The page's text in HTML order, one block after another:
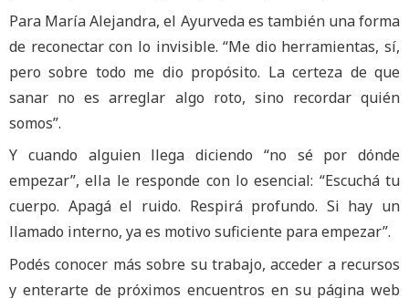
Para María Alejandra, el Ayurveda es también una forma
de reconectar con lo invisible. “Me dio herramientas, sí,
pero sobre todo me dio propósito. La certeza de que
sanar no es arreglar algo roto, sino recordar quién
somos”.
Y cuando alguien llega diciendo “no sé por dónde
empezar”, ella le responde con lo esencial: “Escuchá tu
cuerpo. Apagá el ruido. Respirá profundo. Si hay un
llamado interno, ya es motivo suficiente para empezar”.
Podés conocer más sobre su trabajo, acceder a recursos
y enterarte de próximos encuentros en su página web